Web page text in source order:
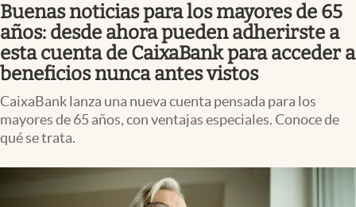
Buenas noticias para los mayores de 65
años: desde ahora pueden adherirste a
esta cuenta de CaixaBank para acceder a
beneficios nunca antes vistos
CaixaBank lanza una nueva cuenta pensada para los
mayores de 65 años, con ventajas especiales. Conoce de
qué se trata.